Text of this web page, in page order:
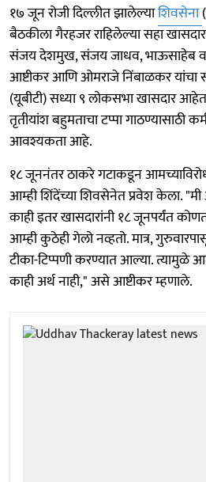
१७ जून रोजी दिल्लीत झालेल्याशिवसेना
बैठकीला गैरहजर राहिलेल्या सहा
संजय देशमुख, संजय जाधव, भाऊसाहेब
आष्टीकर आणि ओमराजे निंबाळकर
(यूबीटी) सध्या ९ लोकसभा खासदार
तृतीयांश बहुमताचा टप्पा गाठण्यासाठी
आवश्यकता आहे.
१८ जूननंतर ठाकरे गटाकडून
आम्ही शिंदेंच्या शिवसेनेत प्रवेश केला.
काही इतर खासदारांनी १८ जूनपर्यंत
आम्ही कुठेही गेलो नव्हतो. मात्र,
टीका-टिप्पणी करण्यात आल्या. त्यामुळे
काही अर्थ नाही," असे आष्टीकर म्हणाले.